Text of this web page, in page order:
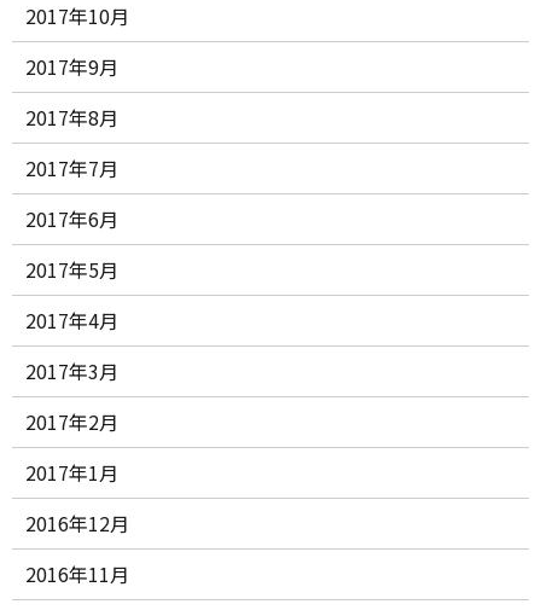
2017年10月
2017年9月
2017年8月
2017年7月
2017年6月
2017年5月
2017年4月
2017年3月
2017年2月
2017年1月
2016年12月
2016年11月